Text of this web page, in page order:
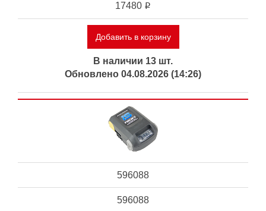
17480 i
Добавить в корзину
В наличии 13 шт.
Обновлено 04.08.2026 (14:26)
596088
596088